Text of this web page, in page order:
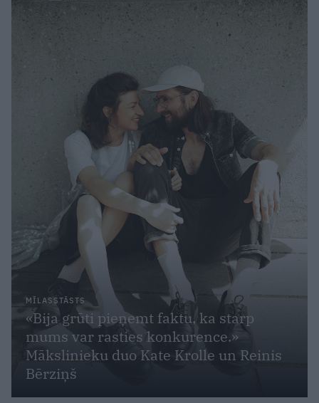
MĪLASSTĀSTS
«Bija grūti pieņemt faktu, ka starp
mums var rasties konkurence.»
Mākslinieku duo Kate Krolle un Reinis
Bērziņš